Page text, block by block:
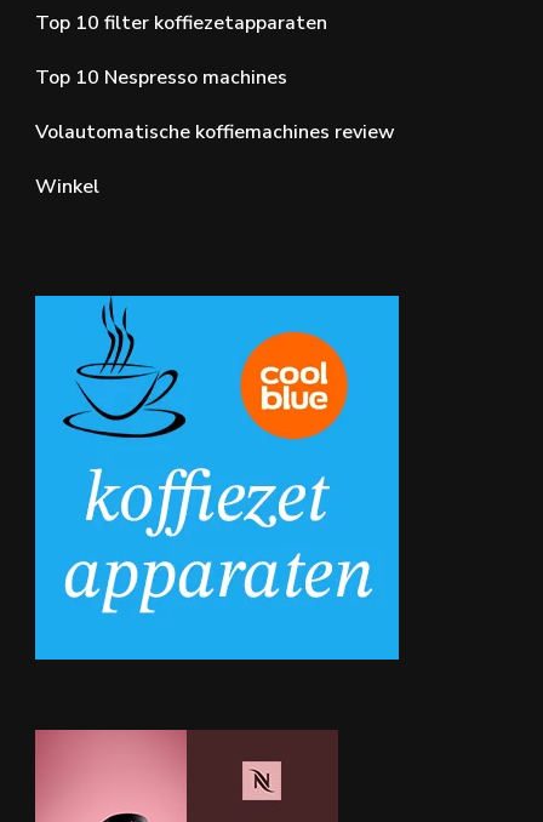
Top 10 filter koffiezetapparaten
Top 10 Nespresso machines
Volautomatische koffiemachines review
Winkel